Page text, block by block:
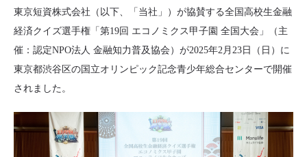
東京短資株式会社（以下、「当社」）が協賛する全国高校生金融
経済クイズ選手権「第19回 エコノミクス甲子園 全国大会」（主
催：認定NPO法人 金融知力普及協会）が2025年2月23日（日）に
東京都渋谷区の国立オリンピック記念青少年総合センターで開催
されました。